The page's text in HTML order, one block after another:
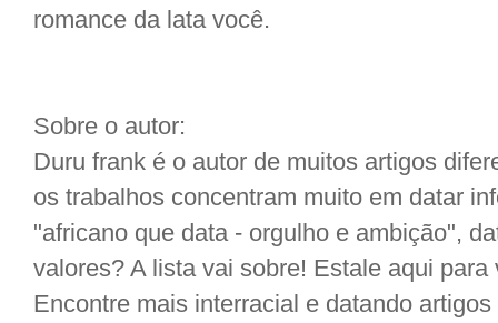
romance da lata você.
Sobre o autor:
Duru frank é o autor de muitos artigos
os trabalhos concentram muito em datar
"africano que data - orgulho e ambição",
valores? A lista vai sobre! Estale aqui
Encontre mais interracial e datando